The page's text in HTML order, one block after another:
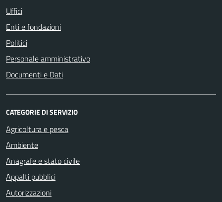
Uffici
Enti e fondazioni
Politici
Personale amministrativo
Documenti e Dati
CATEGORIE DI SERVIZIO
Agricoltura e pesca
Ambiente
Anagrafe e stato civile
Appalti pubblici
Autorizzazioni